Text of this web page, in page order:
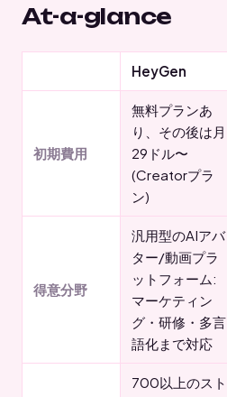
At-a-glance
HeyGen
初期費用
無料プランあ
り、その後は月
29ドル〜
(Creatorプラ
ン)
得意分野
汎用型のAIアバ
ター/動画プラ
ットフォーム:
マーケティン
グ・研修・多言
語化まで対応
700以上のスト